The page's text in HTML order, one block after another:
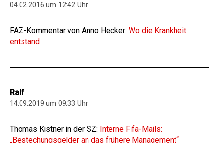
04.02.2016 um 12:42 Uhr
FAZ-Kommentar von Anno Hecker: Wo die Krankheit
entstand
Ralf
14.09.2019 um 09:33 Uhr
Thomas Kistner in der SZ: Interne Fifa-Mails:
„Bestechungsgelder an das frühere Management“